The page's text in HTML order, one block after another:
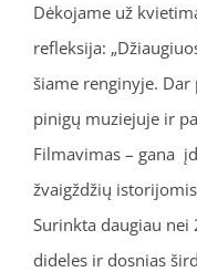
Dėkojame už
refleksija:
šiame renginyje.
pinigų muziejuje ir
Filmavimas – gana
žvaigždžių
Surinkta daugiau
dideles ir dosnias